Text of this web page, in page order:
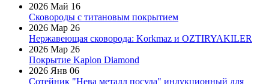
2026 Май 16
Сковороды с титановым покрытием
2026 Мар 26
Нержавеющая сковорода: Korkmaz и OZTIRYAKILER
2026 Мар 26
Покрытие Kaplon Diamond
2026 Янв 06
Сотейник "Нева металл посуда" индукционный для